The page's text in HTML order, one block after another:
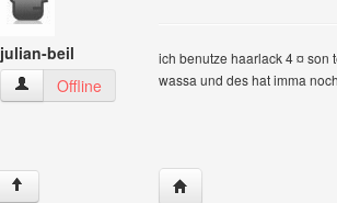
julian-beil
julian-beil Benutzer-Profile anzeigen
Offline
ich benutze haarlack 4 ¤ son
wassa und des hat imma
↑ Website dieses